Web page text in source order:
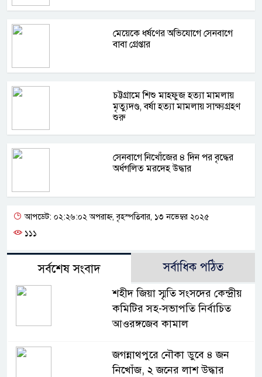
মেয়েকে ধর্ষণের অভিযোগে সেনবাগে
বাবা গ্রেপ্তার
চট্টগ্রামে শিশু মাহফুজ হত্যা মামলায়
মৃত্যুদণ্ড, বর্ষা হত্যা মামলায় সাক্ষ্যগ্রহণ
শুরু
সেনবাগে নিখোঁজের ৪ দিন পর বৃদ্ধের
অর্ধগলিত মরদেহ উদ্ধার
আপডেট: ০২:২৬:০২ অপরাহ্ন, বৃহস্পতিবার, ১৩ নভেম্বর ২০২৫
১১১
সর্বশেষ সংবাদ সর্বাধিক পঠিত
শহীদ জিয়া স্মৃতি সংসদের কেন্দ্রীয়
কমিটির সহ-সভাপতি নির্বাচিত
আওরঙ্গজেব কামাল
জগন্নাথপুরে নৌকা ডুবে ৪ জন
নিখোঁজ, ২ জনের লাশ উদ্ধার